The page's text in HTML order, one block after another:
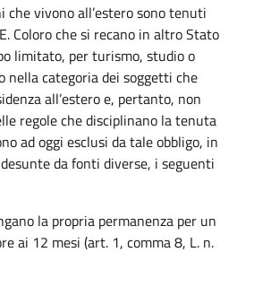
vivono all’estero sono tenuti
Coloro che si recano in altro Stato
limitato, per turismo, studio o
categoria dei soggetti che
all’estero e, pertanto, non
regole che disciplinano la tenuta
ad oggi esclusi da tale obbligo, in
da fonti diverse, i seguenti
la propria permanenza per un
ai 12 mesi (art. 1, comma 8, L. n.